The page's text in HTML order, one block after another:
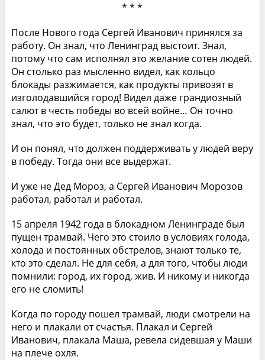
* * *
После Нового года Сергей Иванович принялся за
работу. Он знал, что Ленинград выстоит. Знал,
потому что сам исполнял это желание сотен людей.
Он столько раз мысленно видел, как кольцо
блокады разжимается, как продукты привозят в
изголодавшийся город! Видел даже грандиозный
салют в честь победы во всей войне… Он точно
знал, что это будет, только не знал когда.
И он понял, что должен поддерживать у людей веру
в победу. Тогда они все выдержат.
И уже не Дед Мороз, а Сергей Иванович Морозов
работал, работал и работал.
15 апреля 1942 года в блокадном Ленинграде был
пущен трамвай. Чего это стоило в условиях голода,
холода и постоянных обстрелов, знают только те,
кто это сделал. Не для себя, а для того, чтобы люди
помнили: город, их город, жив. И никому и никогда
его не сломить!
Когда по городу пошел трамвай, люди смотрели на
него и плакали от счастья. Плакал и Сергей
Иванович, плакала Маша, ревела сидевшая у Маши
на плече охля.